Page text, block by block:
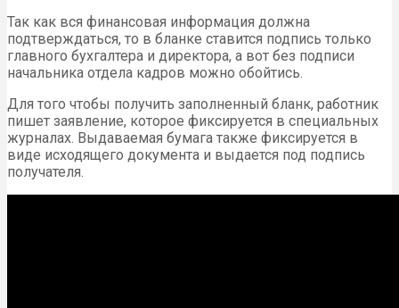
Так как вся финансовая информация должна
подтверждаться, то в бланке ставится подпись только
главного бухгалтера и директора, а вот без подписи
начальника отдела кадров можно обойтись.
Для того чтобы получить заполненный бланк, работник
пишет заявление, которое фиксируется в специальных
журналах. Выдаваемая бумага также фиксируется в
виде исходящего документа и выдается под подпись
получателя.